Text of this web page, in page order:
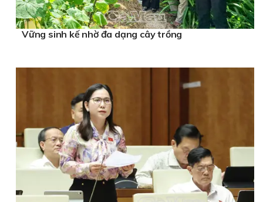
Vững sinh kế nhờ đa dạng cây trồng